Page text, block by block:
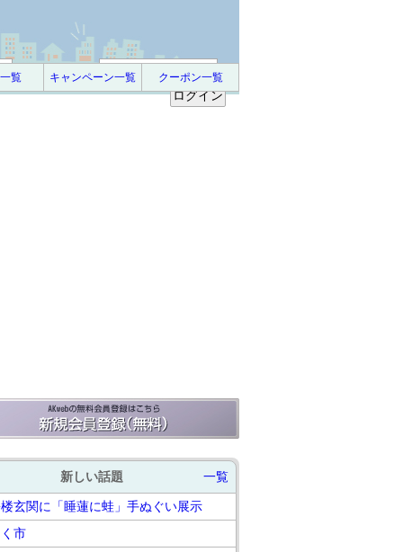
覧 キャンペーン一覧 クーポン一覧
新しい話題 一覧
玄関に「睡蓮に蛙」手ぬぐい展示
市